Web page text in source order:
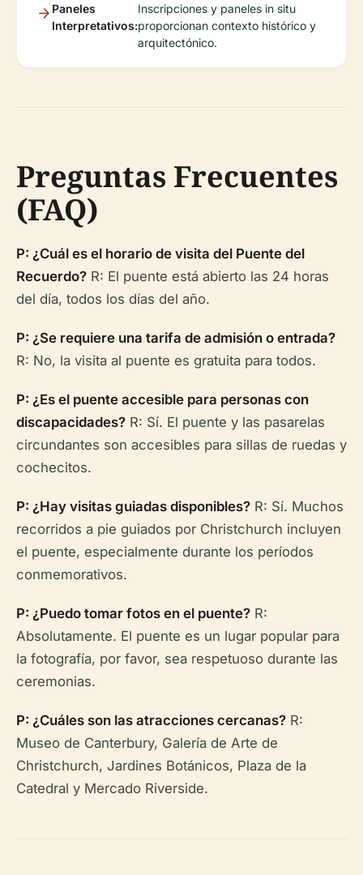
Paneles
Interpretativos:
Inscripciones y paneles in situ
proporcionan contexto histórico y
arquitectónico.
Preguntas Frecuentes
(FAQ)
P: ¿Cuál es el horario de visita del Puente del
Recuerdo? R: El puente está abierto las 24 horas
del día, todos los días del año.
P: ¿Se requiere una tarifa de admisión o entrada?
R: No, la visita al puente es gratuita para todos.
P: ¿Es el puente accesible para personas con
discapacidades? R: Sí. El puente y las pasarelas
circundantes son accesibles para sillas de ruedas y
cochecitos.
P: ¿Hay visitas guiadas disponibles? R: Sí. Muchos
recorridos a pie guiados por Christchurch incluyen
el puente, especialmente durante los períodos
conmemorativos.
P: ¿Puedo tomar fotos en el puente? R:
Absolutamente. El puente es un lugar popular para
la fotografía, por favor, sea respetuoso durante las
ceremonias.
P: ¿Cuáles son las atracciones cercanas? R:
Museo de Canterbury, Galería de Arte de
Christchurch, Jardines Botánicos, Plaza de la
Catedral y Mercado Riverside.